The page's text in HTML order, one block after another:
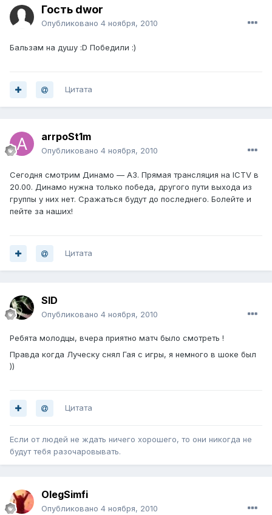
Гость dwor
Опубликовано 4 ноября, 2010
Бальзам на душу :D Победили :)
Цитата
arrpoSt1m
Опубликовано 4 ноября, 2010
Сегодня смотрим Динамо — АЗ. Прямая трансляция на ICTV в
20.00. Динамо нужна только победа, другого пути выхода из
группы у них нет. Сражаться будут до последнего. Болейте и
пейте за наших!
Цитата
SID
Опубликовано 4 ноября, 2010
Ребята молодцы, вчера приятно матч было смотреть !
Правда когда Луческу снял Гая с игры, я немного в шоке был
))
Цитата
Если от людей не ждать ничего хорошего, то они никогда не
будут тебя разочаровывать.
OlegSimfi
Опубликовано 4 ноября, 2010